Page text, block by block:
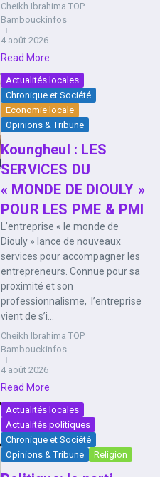
Cheikh Ibrahima TOP
Bambouckinfos
4 août 2026
Read More
Actualités locales
Chronique et Société
Economie locale
Opinions & Tribune
Koungheul : LES
SERVICES DU
« MONDE DE DIOULY »
POUR LES PME & PMI
L’entreprise « le monde de
Diouly » lance de nouveaux
services pour accompagner les
entrepreneurs. Connue pour sa
proximité et son
professionnalisme, l’entreprise
vient de s’i...
Cheikh Ibrahima TOP
Bambouckinfos
4 août 2026
Read More
Actualités locales
Actualités politiques
Chronique et Société
Opinions & Tribune
Religion